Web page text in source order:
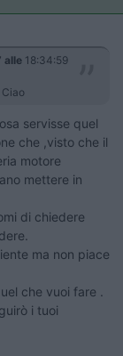
alle 18:34:59
servisse quel
che ,visto che il
motore
mettere in
di chiedere
ma non piace
che vuoi fare .
i tuoi